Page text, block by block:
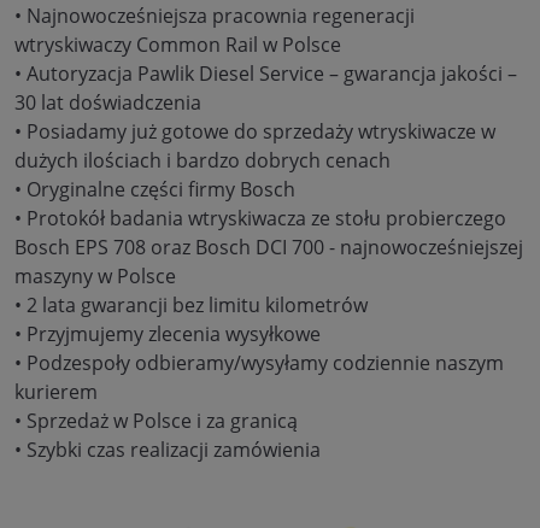
• Najnowocześniejsza pracownia regeneracji
wtryskiwaczy Common Rail w Polsce
• Autoryzacja Pawlik Diesel Service – gwarancja jakości –
30 lat doświadczenia
• Posiadamy już gotowe do sprzedaży wtryskiwacze w
dużych ilościach i bardzo dobrych cenach
• Oryginalne części firmy Bosch
• Protokół badania wtryskiwacza ze stołu probierczego
Bosch EPS 708 oraz Bosch DCI 700 - najnowocześniejszej
maszyny w Polsce
• 2 lata gwarancji bez limitu kilometrów
• Przyjmujemy zlecenia wysyłkowe
• Podzespoły odbieramy/wysyłamy codziennie naszym
kurierem
• Sprzedaż w Polsce i za granicą
• Szybki czas realizacji zamówienia